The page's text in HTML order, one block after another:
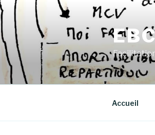
Aller
au
contenu
principal
Accueil